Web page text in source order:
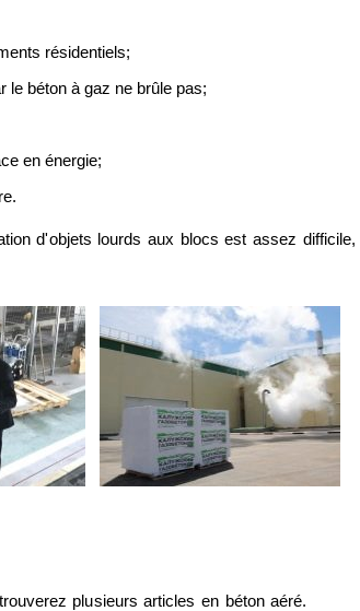
résidentiels;
le béton à gaz ne brûle pas;
en énergie;
d'objets lourds aux blocs est assez difficile,
plusieurs articles en béton aéré.